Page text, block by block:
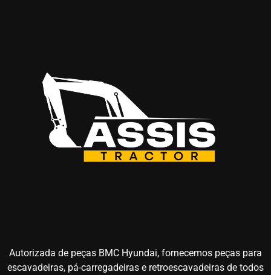
Autorizada de peças BMC Hyundai, fornecemos peças para
escavadeiras, pá-carregadeiras e retroescavadeiras de todos